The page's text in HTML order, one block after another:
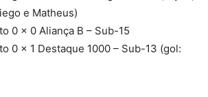
e Matheus)
0 x 0 Aliança B – Sub-15
0 x 1 Destaque 1000 – Sub-13 (gol: